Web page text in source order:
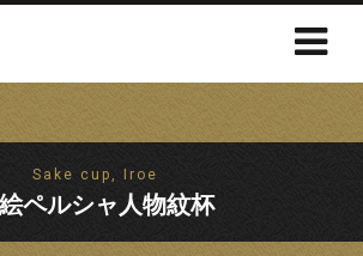
Sake cup, Iroe
ペルシャ人物紋杯